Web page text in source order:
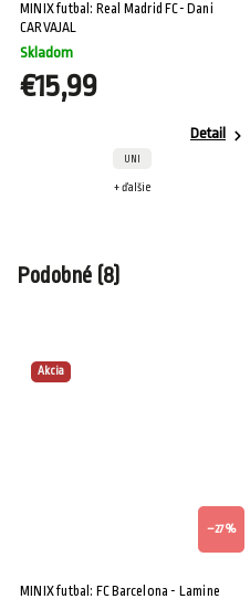
MINIX futbal: Real Madrid FC- Dani
CARVAJAL
Skladom
€15,99
Detail
UNI
+ ďalšie
Podobné (8)
Akcia
–27 %
MINIX futbal: FC Barcelona - Lamine